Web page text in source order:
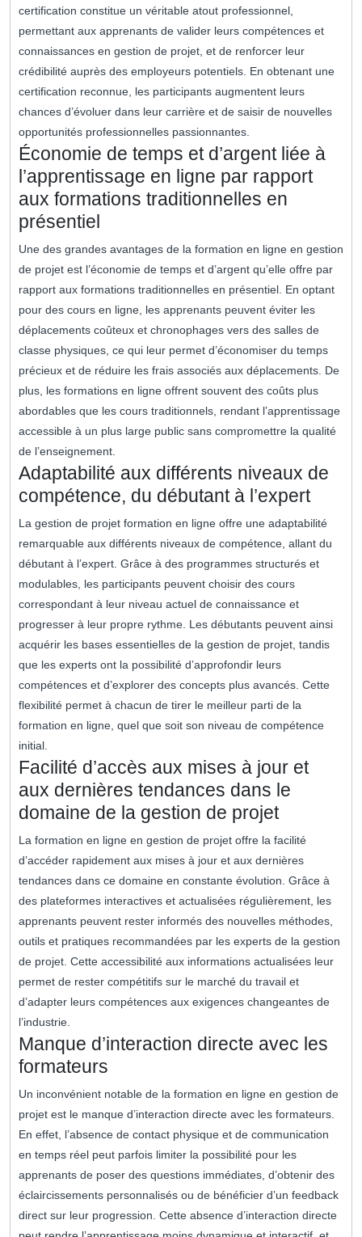
certification constitue un véritable atout professionnel,
permettant aux apprenants de valider leurs compétences et
connaissances en gestion de projet, et de renforcer leur
crédibilité auprès des employeurs potentiels. En obtenant une
certification reconnue, les participants augmentent leurs
chances d’évoluer dans leur carrière et de saisir de nouvelles
opportunités professionnelles passionnantes.
Économie de temps et d’argent liée à
l’apprentissage en ligne par rapport
aux formations traditionnelles en
présentiel
Une des grandes avantages de la formation en ligne en gestion
de projet est l’économie de temps et d’argent qu’elle offre par
rapport aux formations traditionnelles en présentiel. En optant
pour des cours en ligne, les apprenants peuvent éviter les
déplacements coûteux et chronophages vers des salles de
classe physiques, ce qui leur permet d’économiser du temps
précieux et de réduire les frais associés aux déplacements. De
plus, les formations en ligne offrent souvent des coûts plus
abordables que les cours traditionnels, rendant l’apprentissage
accessible à un plus large public sans compromettre la qualité
de l’enseignement.
Adaptabilité aux différents niveaux de
compétence, du débutant à l’expert
La gestion de projet formation en ligne offre une adaptabilité
remarquable aux différents niveaux de compétence, allant du
débutant à l’expert. Grâce à des programmes structurés et
modulables, les participants peuvent choisir des cours
correspondant à leur niveau actuel de connaissance et
progresser à leur propre rythme. Les débutants peuvent ainsi
acquérir les bases essentielles de la gestion de projet, tandis
que les experts ont la possibilité d’approfondir leurs
compétences et d’explorer des concepts plus avancés. Cette
flexibilité permet à chacun de tirer le meilleur parti de la
formation en ligne, quel que soit son niveau de compétence
initial.
Facilité d’accès aux mises à jour et
aux dernières tendances dans le
domaine de la gestion de projet
La formation en ligne en gestion de projet offre la facilité
d’accéder rapidement aux mises à jour et aux dernières
tendances dans ce domaine en constante évolution. Grâce à
des plateformes interactives et actualisées régulièrement, les
apprenants peuvent rester informés des nouvelles méthodes,
outils et pratiques recommandées par les experts de la gestion
de projet. Cette accessibilité aux informations actualisées leur
permet de rester compétitifs sur le marché du travail et
d’adapter leurs compétences aux exigences changeantes de
l’industrie.
Manque d’interaction directe avec les
formateurs
Un inconvénient notable de la formation en ligne en gestion de
projet est le manque d’interaction directe avec les formateurs.
En effet, l’absence de contact physique et de communication
en temps réel peut parfois limiter la possibilité pour les
apprenants de poser des questions immédiates, d’obtenir des
éclaircissements personnalisés ou de bénéficier d’un feedback
direct sur leur progression. Cette absence d’interaction directe